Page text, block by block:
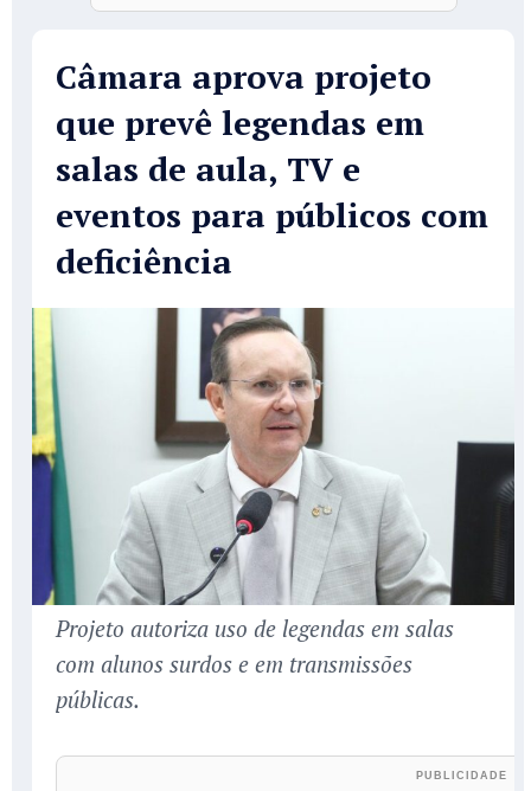
Câmara aprova projeto
que prevê legendas em
salas de aula, TV e
eventos para públicos com
deficiência
Projeto autoriza uso de legendas em salas
com alunos surdos e em transmissões
públicas.